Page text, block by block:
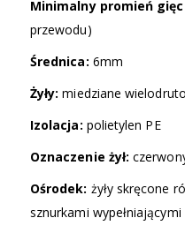
Minimalny promień
przewodu)
Średnica: 6mm
Żyły: miedziane
Izolacja: polietylen PE
Oznaczenie żył:
Ośrodek: żyły skręcone
sznurkami wypełniającymi